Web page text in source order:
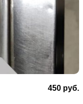
450 руб.